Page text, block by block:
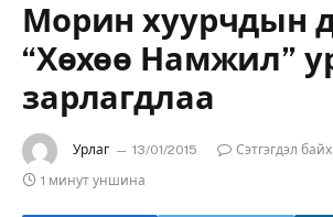
Морин хуурчдын
“Хөхөө Намжил”
зарлагдлаа
Урлаг 13/01/2015
Сэтгэгдэл
1 минут уншина